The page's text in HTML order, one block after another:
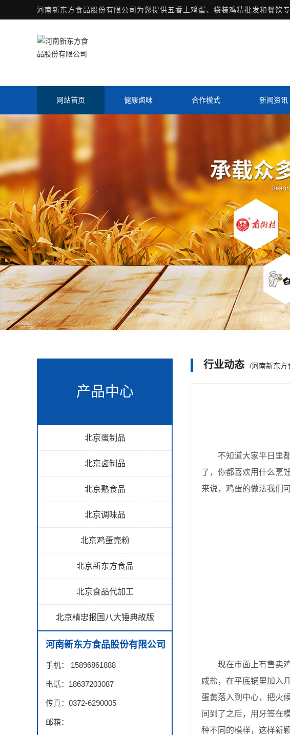
河南新东方食品股份有限公司为您提供五香土鸡蛋、袋装鸡精批发和餐饮
网站首页 健康卤味 合作模式 新闻资讯
产品中心
北京蛋制品
北京卤制品
北京熟食品
北京调味品
北京鸡蛋壳粉
北京新东方食品
北京食品代加工
北京精忠报国八大锤典故版
河南新东方食品股份有限公司
手机： 15896861888
电话：18637203087
传真：0372-6290005
邮箱：
行业动态 /河南新东方
不知道大家平日里都
了，你都喜欢用什么烹
来说，鸡蛋的做法我们
现在市面上有售卖鸡
咸盐，在平底锅里加入
蛋黄落入到中心，把火
间到了之后，用牙签在
种不同的模样，这样新